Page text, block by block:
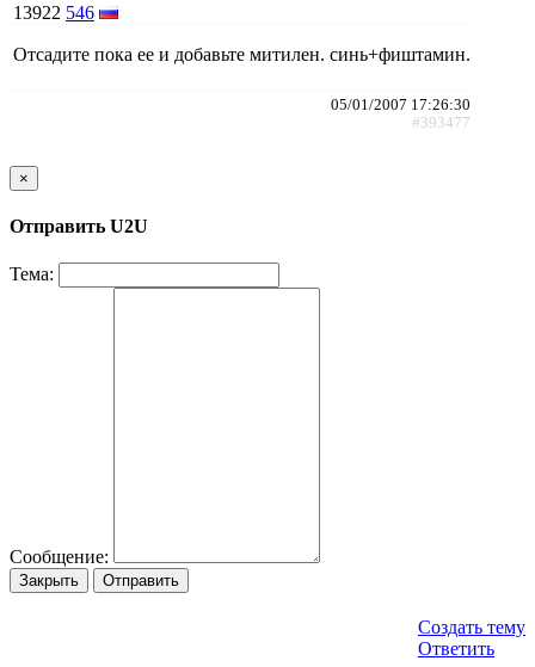
13922 546
Отсадите пока ее и добавьте митилен. синь+фиштамин.
05/01/2007 17:26:30
#393477
×
Отправить U2U
Тема:
Сообщение:
Закрыть Отправить
Создать тему
Ответить